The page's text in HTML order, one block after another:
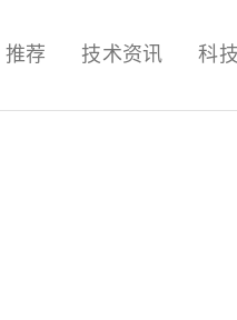
察,量子,计
推荐 技术资讯 科